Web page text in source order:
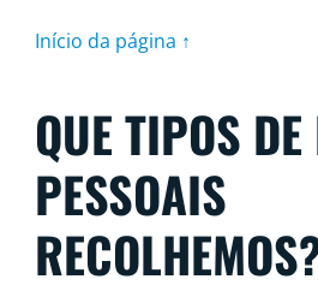
Início da página ↑
QUE TIPOS
PESSOAIS